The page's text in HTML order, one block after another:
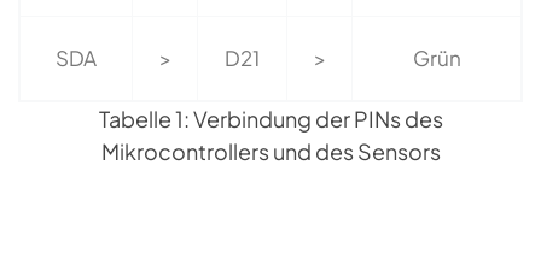
SDA > D21 > Grün
Tabelle 1: Verbindung der PINs des
Mikrocontrollers und des Sensors